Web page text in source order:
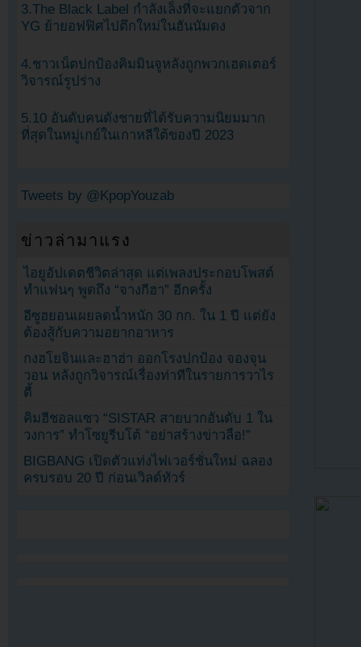
3.The Black Label กำลังเล็งที่จะแยกตัวจาก
YG ย้ายอฟฟิศไปตึกใหม่ในฮันนัมดง
4.ชาวเน็ตปกป้องคิมมินจูหลังถูกพวกเฮดเตอร์
วิจารณ์รูปร่าง
5.10 อันดับคนดังชายที่ได้รับความนิยมมาก
ที่สุดในหมู่เกย์ในเกาหลีใต้ของปี 2023
Tweets by @KpopYouzab
ข่าวล่ามาแรง
ไอยูอัปเดตชีวิตล่าสุด แต่เพลงประกอบโพสต์
ทำแฟนๆ พูดถึง “จางกีฮา” อีกครั้ง
อีซูฮยอนเผยลดน้ำหนัก 30 กก. ใน 1 ปี แต่ยัง
ต้องสู้กับความอยากอาหาร
กงฮโยจินและฮาฮ่า ออกโรงปกป้อง จองจุน
วอน หลังถูกวิจารณ์เรื่องท่าทีในรายการวาไร
ตี้
คิมฮีชอลแซว “SISTAR สายบวกอันดับ 1 ใน
วงการ” ทำโซยูรีบโต้ “อย่าสร้างข่าวลือ!”
BIGBANG เปิดตัวแท่งไฟเวอร์ชั่นใหม่ ฉลอง
ครบรอบ 20 ปี ก่อนเวิลด์ทัวร์